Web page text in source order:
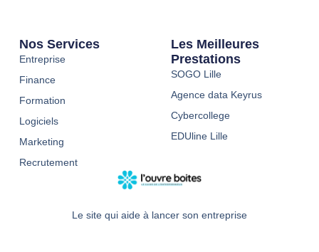
Le site qui aide à lancer son entreprise
Nos Services
Entreprise
Finance
Formation
Logiciels
Marketing
Recrutement
Les Meilleures
Prestations
SOGO Lille
Agence data Keyrus
Cybercollege
EDUline Lille